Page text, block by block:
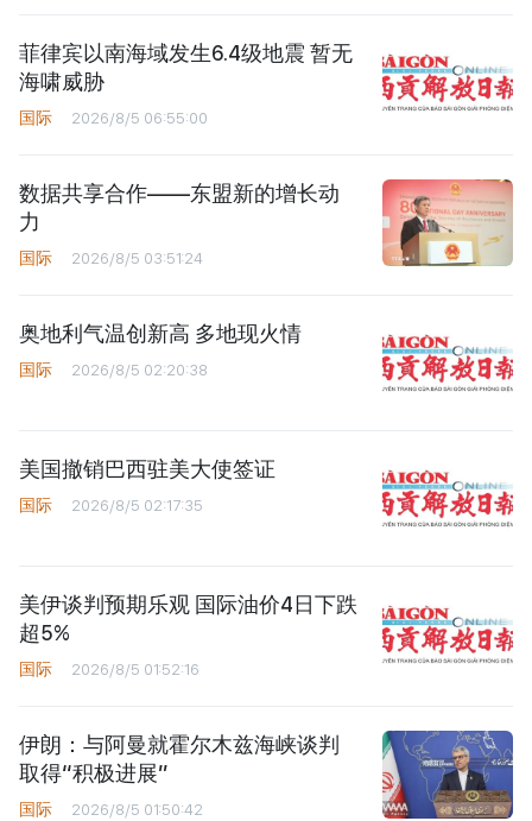
菲律宾以南海域发生6.4级地震 暂无
海啸威胁
国际 2026/8/5 06:55:00
数据共享合作——东盟新的增长动
力
国际 2026/8/5 03:51:24
奥地利气温创新高 多地现火情
国际 2026/8/5 02:20:38
美国撤销巴西驻美大使签证
国际 2026/8/5 02:17:35
美伊谈判预期乐观 国际油价4日下跌
超5%
国际 2026/8/5 01:52:16
伊朗：与阿曼就霍尔木兹海峡谈判
取得“积极进展”
国际 2026/8/5 01:50:42